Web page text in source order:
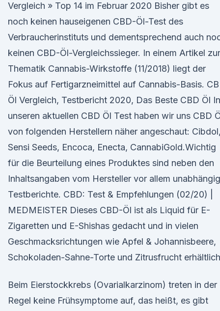
Vergleich » Top 14 im Februar 2020 Bisher gibt es
noch keinen hauseigenen CBD-Öl-Test des
Verbraucherinstituts und dementsprechend auch
keinen CBD-Öl-Vergleichssieger. In einem Artikel zur
Thematik Cannabis-Wirkstoffe (11/2018) liegt der
Fokus auf Fertigarzneimittel auf Cannabis-Basis.
Öl Vergleich, Testbericht 2020, Das Beste CBD Öl In
unseren aktuellen CBD Öl Test haben wir uns CBD
von folgenden Herstellern näher angeschaut:
Sensi Seeds, Encoca, Enecta, CannabiGold.Wichtig
für die Beurteilung eines Produktes sind neben den
Inhaltsangaben vom Hersteller vor allem
Testberichte. CBD: Test & Empfehlungen (02/20) |
MEDMEISTER Dieses CBD-Öl ist als Liquid für E-
Zigaretten und E-Shishas gedacht und in vielen
Geschmacksrichtungen wie Apfel & Johannisbeere,
Schokoladen-Sahne-Torte und Zitrusfrucht
Beim Eierstockkrebs (Ovarialkarzinom) treten in der
Regel keine Frühsymptome auf, das heißt, es gibt